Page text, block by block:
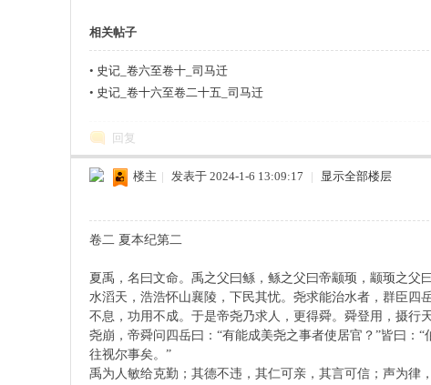
相关帖子
• 史记_卷六至卷十_司马迁
• 史记_卷十六至卷二十五_司马迁
回复
楼主 | 发表于 2024-1-6 13:09:17 | 显示全部楼层
卷二 夏本纪第二
夏禹，名曰文命。禹之父曰鲧，鲧之父曰帝颛顼，颛顼之
水滔天，浩浩怀山襄陵，下民其忧。尧求能治水者，群臣四
不息，功用不成。于是帝尧乃求人，更得舜。舜登用，摄行
尧崩，帝舜问四岳曰：“有能成美尧之事者使居官？”皆曰：
往视尔事矣。”
禹为人敏给克勤；其德不违，其仁可亲，其言可信；声为律